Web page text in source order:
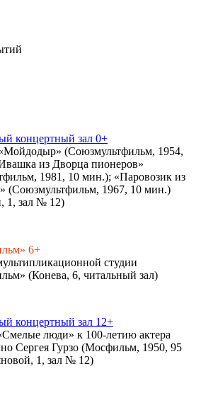
концертный зал 0+
(Союзмультфильм, 1954,
из Дворца пионеров»
1981, 10 мин.); «Паровозик из
(Союзмультфильм, 1967, 10 мин.)
1, зал № 12)
6+
студии
(Конева, 6, читальный зал)
концертный зал 12+
люди» к 100-летию актера
Сергея Гурзо (Мосфильм, 1950, 95
1, зал № 12)